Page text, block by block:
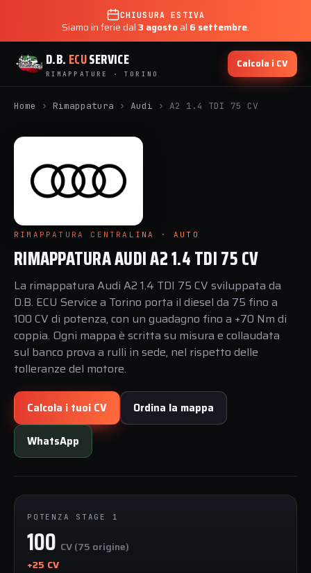
CHIUSURA ESTIVA
Siamo in ferie dal3 agostoal 6 settembre.
D.B. ECUSERVICE
RIMAPPATURE · TORINO
Calcola i CV
Home › Rimappatura › Audi › A2 1.4 TDI 75 CV
RIMAPPATURA CENTRALINA · AUTO
RIMAPPATURA AUDI A2 1.4 TDI 75 CV
La rimappatura Audi A2 1.4 TDI 75 CV sviluppata da
D.B. ECU Service a Torino porta il diesel da 75 fino a
100 CV di potenza, con un guadagno fino a +70 Nm di
coppia. Ogni mappa è scritta su misura e collaudata
sul banco prova a rulli in sede, nel rispetto delle
tolleranze del motore.
Calcola i tuoi CV Ordina la mappa
WhatsApp
POTENZA STAGE 1
100 CV (75 origine)
+25 CV